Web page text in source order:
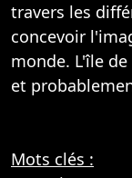
travers les
concevoir
monde. L'île
et
Mots clés :